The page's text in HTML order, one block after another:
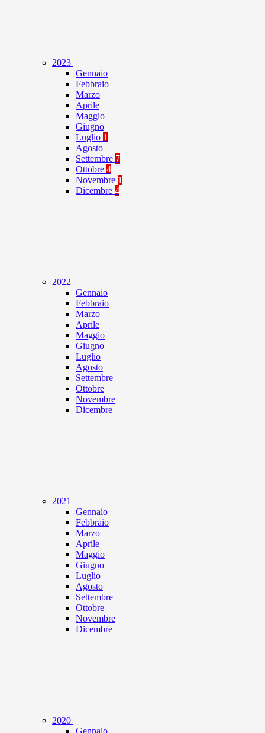
2023
Gennaio
Febbraio
Marzo
Aprile
Maggio
Giugno
Luglio 1
Agosto
Settembre 7
Ottobre 4
Novembre 1
Dicembre 4
2022
Gennaio
Febbraio
Marzo
Aprile
Maggio
Giugno
Luglio
Agosto
Settembre
Ottobre
Novembre
Dicembre
2021
Gennaio
Febbraio
Marzo
Aprile
Maggio
Giugno
Luglio
Agosto
Settembre
Ottobre
Novembre
Dicembre
2020